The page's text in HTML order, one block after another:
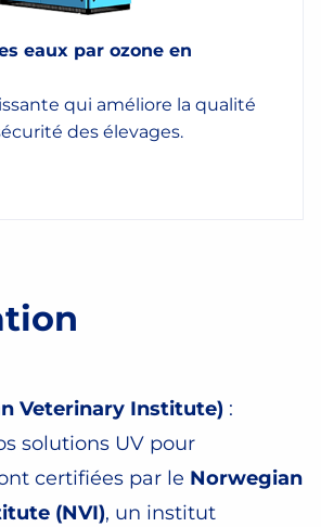
eaux par ozone en
qui améliore la qualité
des élevages.
Veterinary Institute) :
solutions UV pour
certifiées par le Norwegian
(NVI), un institut